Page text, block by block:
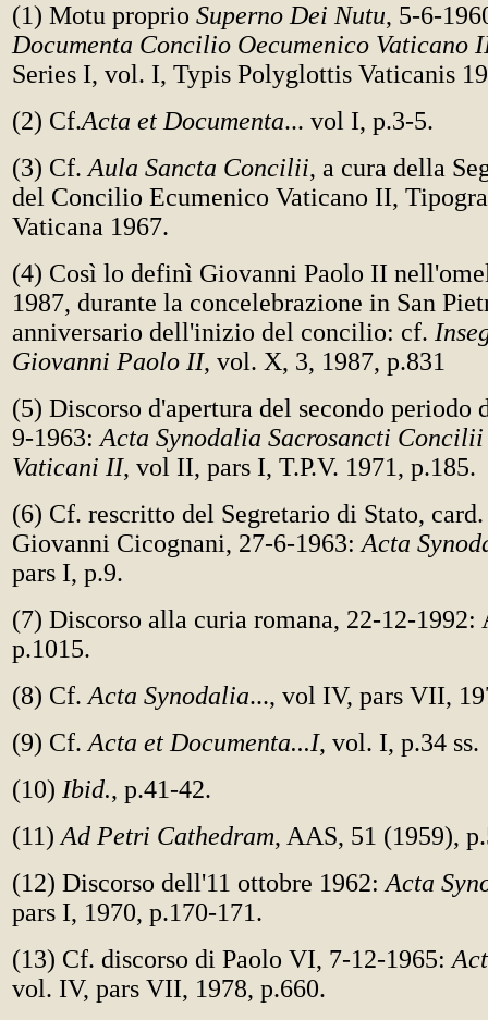
(1) Motu proprio Superno Dei Nutu, 5-6-
Documenta Concilio Oecumenico Vaticano
Series I, vol. I, Typis Polyglottis Vaticanis
(2) Cf.Acta et Documenta... vol I, p.3-5.
(3) Cf. Aula Sancta Concilii, a cura della
del Concilio Ecumenico Vaticano II,
Vaticana 1967.
(4) Così lo definì Giovanni Paolo II
1987, durante la concelebrazione in San
anniversario dell'inizio del concilio: cf.
Giovanni Paolo II, vol. X, 3, 1987, p.831
(5) Discorso d'apertura del secondo periodo
9-1963: Acta Synodalia Sacrosancti
Vaticani II, vol II, pars I, T.P.V. 1971, p.185.
(6) Cf. rescritto del Segretario di Stato,
Giovanni Cicognani, 27-6-1963: Acta
pars I, p.9.
(7) Discorso alla curia romana, 22-12-1992:
p.1015.
(8) Cf. Acta Synodalia..., vol IV, pars VII,
(9) Cf. Acta et Documenta...I, vol. I, p.34 ss.
(10) Ibid., p.41-42.
(11) Ad Petri Cathedram, AAS, 51 (1959),
(12) Discorso dell'11 ottobre 1962: Acta
pars I, 1970, p.170-171.
(13) Cf. discorso di Paolo VI, 7-12-1965:
vol. IV, pars VII, 1978, p.660.